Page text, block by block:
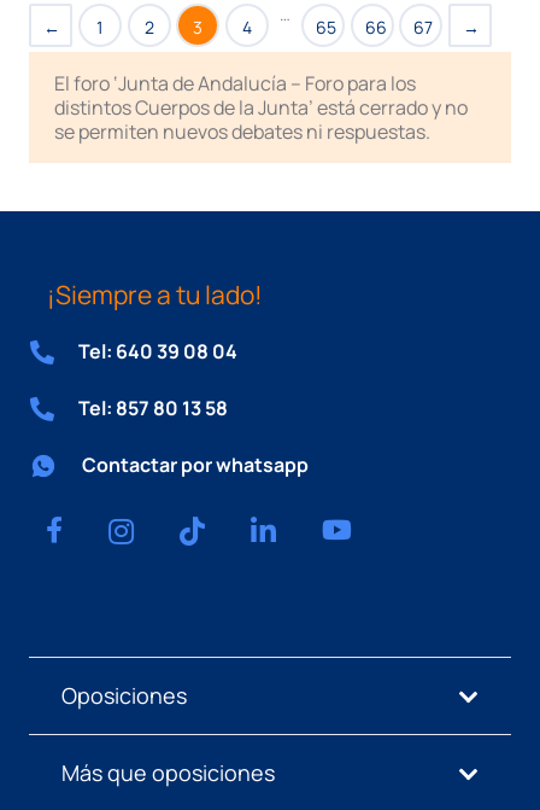
← 1 2 3 4
…
65 66 67 →
El foro ‘Junta de Andalucía – Foro para los
distintos Cuerpos de la Junta’ está cerrado y no
se permiten nuevos debates ni respuestas.
¡Siempre a tu lado!
Tel: 640 39 08 04
Tel: 857 80 13 58
Contactar por whatsapp
Oposiciones
Más que oposiciones